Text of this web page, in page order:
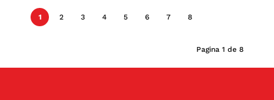
1 2 3 4 5 6 7 8
Pagina 1 de 8